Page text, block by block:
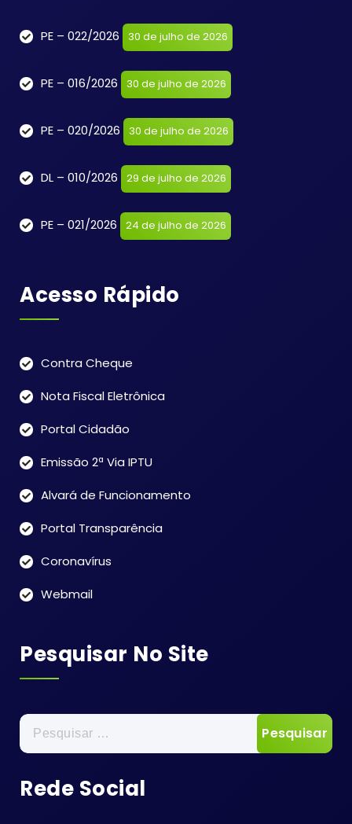
PE – 022/2026 30 de julho de 2026
PE – 016/2026 30 de julho de 2026
PE – 020/2026 30 de julho de 2026
DL – 010/2026 29 de julho de 2026
PE – 021/2026 24 de julho de 2026
Acesso Rápido
Contra Cheque
Nota Fiscal Eletrônica
Portal Cidadão
Emissão 2ª Via IPTU
Alvará de Funcionamento
Portal Transparência
Coronavírus
Webmail
Pesquisar No Site
Pesquisar
por:
Rede Social